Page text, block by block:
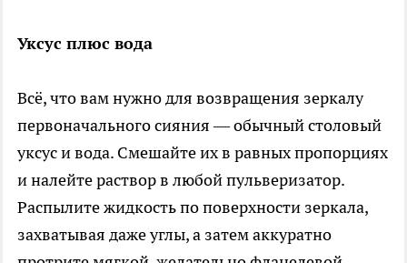
Уксус плюс вода
Всё, что вам нужно для возвращения зеркалу
первоначального сияния — обычный столовый
уксус и вода. Смешайте их в равных пропорциях
и налейте раствор в любой пульверизатор.
Распылите жидкость по поверхности зеркала,
захватывая даже углы, а затем аккуратно